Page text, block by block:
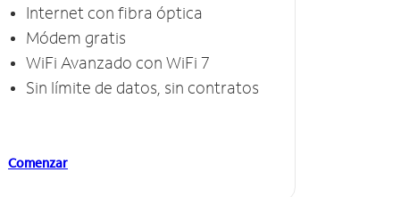
Internet con fibra óptica
Módem gratis
WiFi Avanzado con WiFi 7
Sin límite de datos, sin contratos
Comenzar